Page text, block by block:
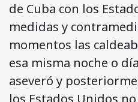
de Cuba con los
medidas y
momentos las
esa misma noche o
aseveró y